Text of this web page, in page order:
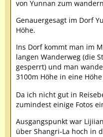
von Yunnan zum
Genauergesagt im Dorf
Höhe.
Ins Dorf kommt man im
langen Wanderweg (die
gesperrt) und man
3100m Höhe in eine
Da ich nicht gut in
zumindest einige Fotos
Ausgangspunkt war
über Shangri-La hoch in